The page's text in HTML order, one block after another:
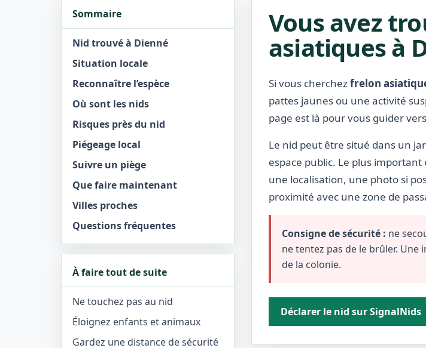
Sommaire
Nid trouvé à Dienné
Situation locale
Reconnaître l’espèce
Où sont les nids
Risques près du nid
Piégeage local
Suivre un piège
Que faire maintenant
Villes proches
Questions fréquentes
À faire tout de suite
Ne touchez pas au nid
Éloignez enfants et animaux
Gardez une distance de sécurité
Vous avez
asiatiques à
Si vous cherchezfrelon
pattes jaunes ou une activité
page est là pour vous guider
Le nid peut être situé dans un
espace public. Le plus
une localisation, une photo si
proximité avec une zone de
Consigne de sécurité : ne
ne tentez pas de le brûler.
de la colonie.
Déclarer le nid sur SignalNids